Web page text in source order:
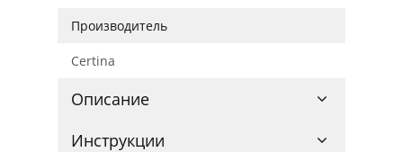
Производитель
Certina
Описание
Инструкции